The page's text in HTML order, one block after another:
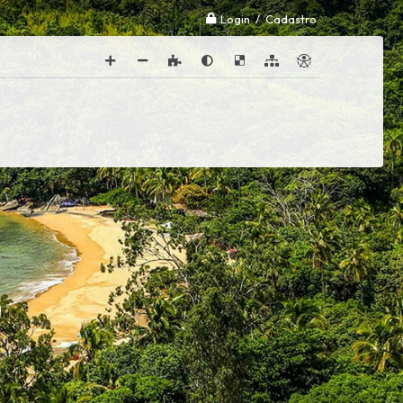
Login / Cadastro